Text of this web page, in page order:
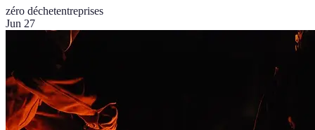
zéro déchetentreprises
Jun 27